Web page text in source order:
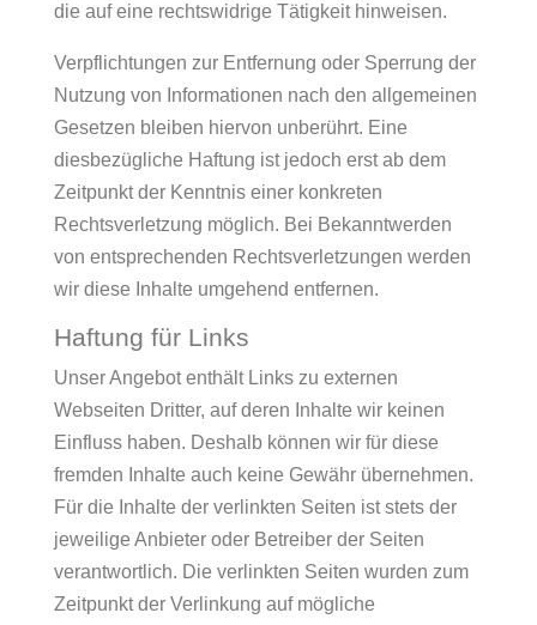
die auf eine rechtswidrige Tätigkeit hinweisen.
Verpflichtungen zur Entfernung oder Sperrung der
Nutzung von Informationen nach den allgemeinen
Gesetzen bleiben hiervon unberührt. Eine
diesbezügliche Haftung ist jedoch erst ab dem
Zeitpunkt der Kenntnis einer konkreten
Rechtsverletzung möglich. Bei Bekanntwerden
von entsprechenden Rechtsverletzungen werden
wir diese Inhalte umgehend entfernen.
Haftung für Links
Unser Angebot enthält Links zu externen
Webseiten Dritter, auf deren Inhalte wir keinen
Einfluss haben. Deshalb können wir für diese
fremden Inhalte auch keine Gewähr übernehmen.
Für die Inhalte der verlinkten Seiten ist stets der
jeweilige Anbieter oder Betreiber der Seiten
verantwortlich. Die verlinkten Seiten wurden zum
Zeitpunkt der Verlinkung auf mögliche